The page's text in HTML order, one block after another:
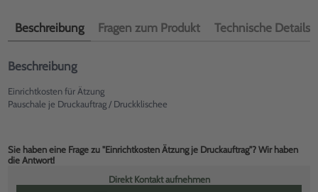
Beschreibung Fragen zum Produkt Technische Details
Beschreibung
Einrichtkosten für Ätzung
Pauschale je Druckauftrag / Druckklischee
Sie haben eine Frage zu "Einrichtkosten Ätzung je Druckauftrag"? Wir haben
die Antwort!
Direkt Kontakt aufnehmen